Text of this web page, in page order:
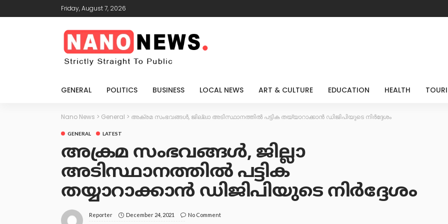
Friday, August 7, 2026
GENERAL POLITICS BUSINESS LOCAL NEWS ART & CULTURE EDUCATION HEALTH
Nano News > General > അക്രമ സംഭവങ്ങള്‍, ജില്ലാ അടിസ്ഥാനത്തില്‍ പട്ടിക തയ്യാറാക്കാന്‍ ഡിജിപിയുടെ നിര്‍ദ്ദേശം
GENERAL LATEST
അക്രമ സംഭവങ്ങള്‍, ജില്ലാ
അടിസ്ഥാനത്തില്‍ പട്ടിക
തയ്യാറാക്കാന്‍ ഡിജിപിയുടെ നിര്‍ദ്ദേശം
Reporter December 24, 2021 No Comment